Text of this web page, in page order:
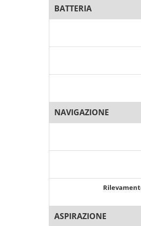
BATTERIA
NAVIGAZIONE
ASPIRAZIONE